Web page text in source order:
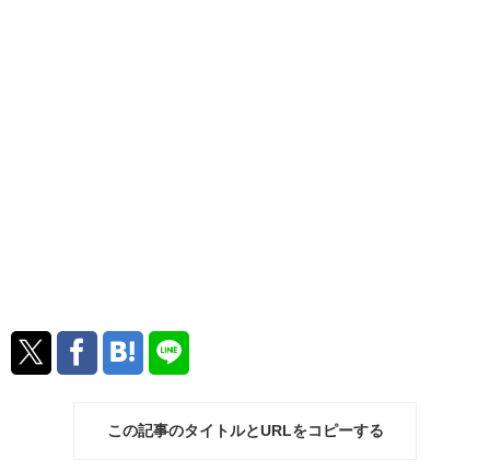
この記事のタイトルとURLをコピーする